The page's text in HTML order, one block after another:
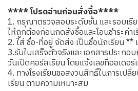
**** โปรดอ่านก่อนสั่งซื้อ****
1. กรุณาตรวจสอบระดับชั้น และรอบเรี
ให้ถูกต้องก่อนกดสั่งซื้อและโอนชำระค่า
2. ใส่ ชื่อ-ที่อยู่ จัดส่ง เป็นชื่อนักเรียน **
3.รับใบเสร็จตัวจริงและเอกสารประกอบ
วันเปิดคอร์สเรียน โดยแจ้งเลขที่ออเดอ
4. ทางโรงเรียนขอสงวนสิทธิ์ในการเป
เรียน ตามความเหมาะสม